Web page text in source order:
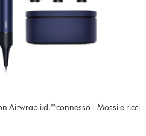
Airwrap i.d.™connesso - Mossi e ricci